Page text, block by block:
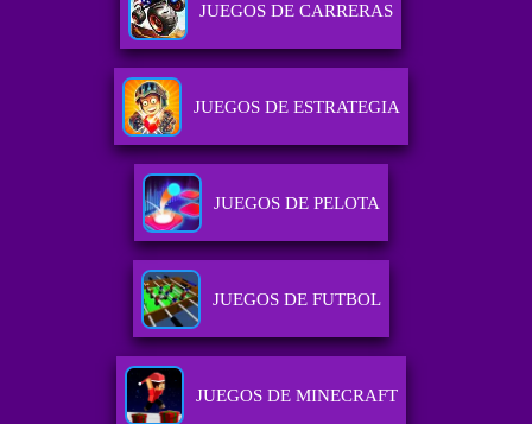
JUEGOS DE CARRERAS
JUEGOS DE ESTRATEGIA
JUEGOS DE PELOTA
JUEGOS DE FUTBOL
JUEGOS DE MINECRAFT